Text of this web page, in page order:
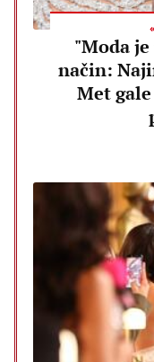
"Moda
način:
Met gale